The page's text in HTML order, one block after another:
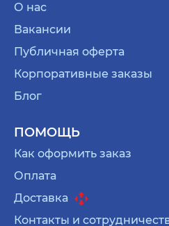
О нас
Вакансии
Публичная оферта
Корпоративные заказы
Блог
ПОМОЩЬ
Как оформить заказ
Оплата
Доставка
Контакты и